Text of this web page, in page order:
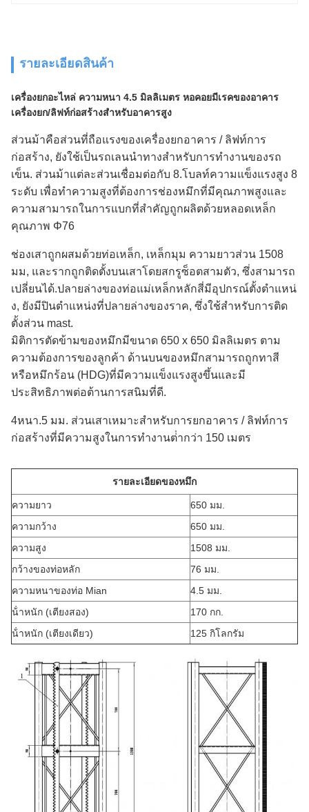
รายละเอียดสินค้า
เครื่องยกอะไหล่ ความหนา 4.5 มิลลิเมตร หอคอยมีเรคของอาคาร
เครื่องยก/ลิฟท์ก่อสร้างสําหรับอาคารสูง
ส่วนม้าคือส่วนที่ถือแรงของเครื่องยกอาคาร / ลิฟท์การ
ก่อสร้าง, ยังใช้เป็นรถเลนนําทางสําหรับการทํางานของรถ
เข็น. ส่วนม้าแต่ละส่วนเชื่อมต่อกับ 8.โบลท์ความแข็งแรงสูง 8
ระดับ เพื่อทําความสูงที่ต้องการช่องหมึกที่มีคุณภาพสูงและ
ความสามารถในการแบกที่สําคัญถูกผลิตด้วยหลอดเหล็ก
คุณภาพ Φ76
ช่องเสาถูกผสมด้วยท่อเหล็ก, เหล็กมุม ความยาวส่วน 1508
มม, และรากถูกติดตั้งบนเสาโดยสกรูซ็อตสามตัว, ซึ่งสามารถ
เปลี่ยนได้.ปลายล่างของท่อแม่เหล็กหลักสี่มีอุปกรณ์ตั้งตําแหน่
ง, ยังมีปินตําแหน่งที่ปลายล่างของราค, ซึ่งใช้สําหรับการติด
ตั้งส่วน mast.
มิติการตัดข้ามของหมึกมีขนาด 650 x 650 มิลลิเมตร ตาม
ความต้องการของลูกค้า ด้านบนของหมึกสามารถถูกทาสี
หรือหมึกร้อน (HDG)ที่มีความแข็งแรงสูงขึ้นและมี
ประสิทธิภาพต่อต้านการสนิมที่ดี.
4หนา.5 มม. ส่วนเสาเหมาะสําหรับการยกอาคาร / ลิฟท์การ
ก่อสร้างที่มีความสูงในการทํางานต่ํากว่า 150 เมตร
รายละเอียดของหมึก
ความยาว
650 มม.
ความกว้าง
650 มม.
ความสูง
1508 มม.
กว้างของท่อหลัก
76 มม.
ความหนาของท่อ Mian
4.5 มม.
น้ําหนัก (เตียงสอง)
170 กก.
น้ําหนัก (เตียงเดียว)
125 กิโลกรัม